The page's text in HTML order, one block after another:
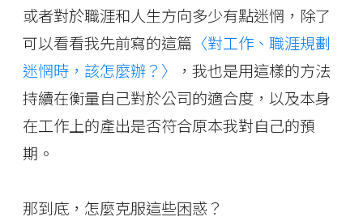
或者對於職涯和人生方向多少有點迷惘，除了
可以看看我先前寫的這篇 〈對工作、職涯規劃
迷惘時，該怎麼辦？〉
，我也是用這樣的方法
持續在衡量自己對於公司的適合度，以及本身
在工作上的產出是否符合原本我對自己的預
期。
那到底，怎麼克服這些困惑？